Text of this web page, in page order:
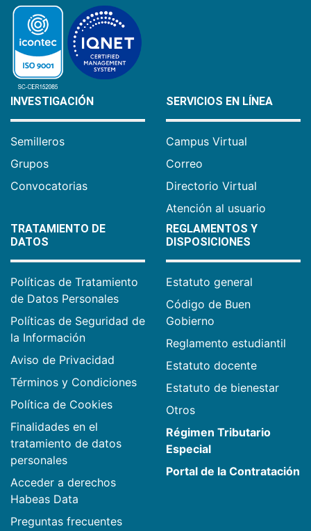
INVESTIGACIÓN
Semilleros
Grupos
Convocatorias
SERVICIOS EN LÍNEA
Campus Virtual
Correo
Directorio Virtual
Atención al usuario
TRATAMIENTO DE
DATOS
Políticas de Tratamiento
de Datos Personales
Políticas de Seguridad de
la Información
Aviso de Privacidad
Términos y Condiciones
Política de Cookies
Finalidades en el
tratamiento de datos
personales
Acceder a derechos
Habeas Data
Preguntas frecuentes
REGLAMENTOS Y
DISPOSICIONES
Estatuto general
Código de Buen
Gobierno
Reglamento estudiantil
Estatuto docente
Estatuto de bienestar
Otros
Régimen Tributario
Especial
Portal de la Contratación